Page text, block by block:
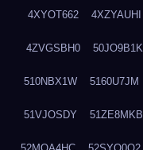
4XYOT662 4XZYAUHI
4ZVGSBH0 50JO9B1K
510NBX1W 5160U7JM
51VJOSDY 51ZE8MKB